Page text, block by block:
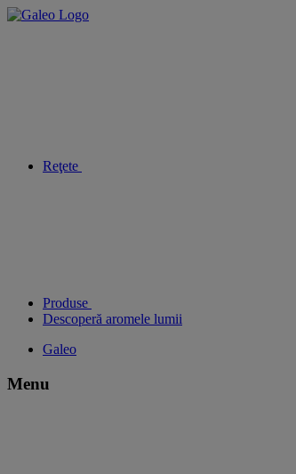
Reţete
Produse
Descoperă aromele lumii
Galeo
Menu